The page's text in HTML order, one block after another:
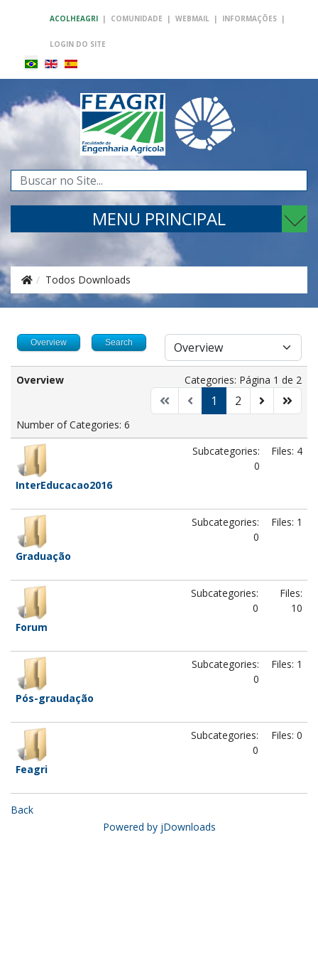
ACOLHEAGRI | COMUNIDADE | WEBMAIL | INFORMAÇÕES |
LOGIN DO SITE
Pesquisar...
MENU PRINCIPAL
Todos Downloads
Overview Search
Overview Categories: Página 1 de 2
1 2
Number of Categories: 6
InterEducacao2016
Subcategories:
0
Files: 4
Graduação
Subcategories:
0
Files: 1
Forum
Subcategories:
0
Files:
10
Pós-graudação
Subcategories:
0
Files: 1
Feagri
Subcategories:
0
Files: 0
Back
Powered by jDownloads